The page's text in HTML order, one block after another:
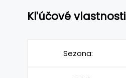
Kľúčové vlastnosti
Sezona: